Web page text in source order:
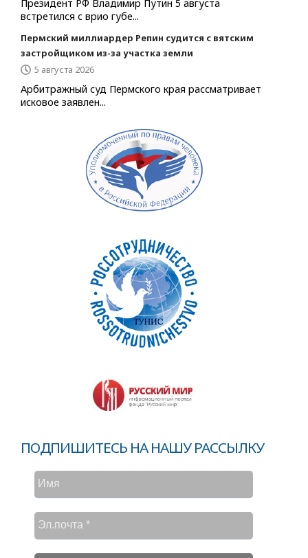
Президент РФ Владимир Путин 5 августа
встретился с врио губе...
Пермский миллиардер Репин судится с вятским
застройщиком из-за участка земли
5 августа 2026
Арбитражный суд Пермского края рассматривает
исковое заявлен...
ПОДПИШИТЕСЬ НА НАШУ РАССЫЛКУ